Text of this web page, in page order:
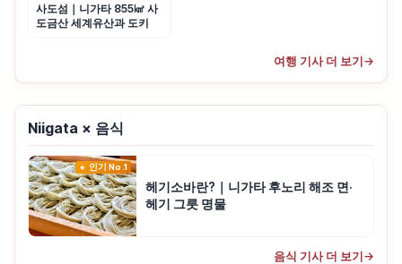
사도섬｜니가타 855㎢ 사
도금산 세계유산과 도키
여행 기사 더 보기 →
Niigata × 음식
인기 No.1
헤기소바란?｜니가타 후노리 해조 면·
헤기 그릇 명물
음식 기사 더 보기 →